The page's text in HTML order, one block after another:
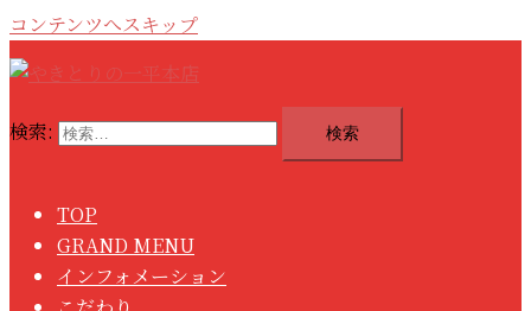
コンテンツへスキップ
検索:
TOP
GRAND MENU
インフォメーション